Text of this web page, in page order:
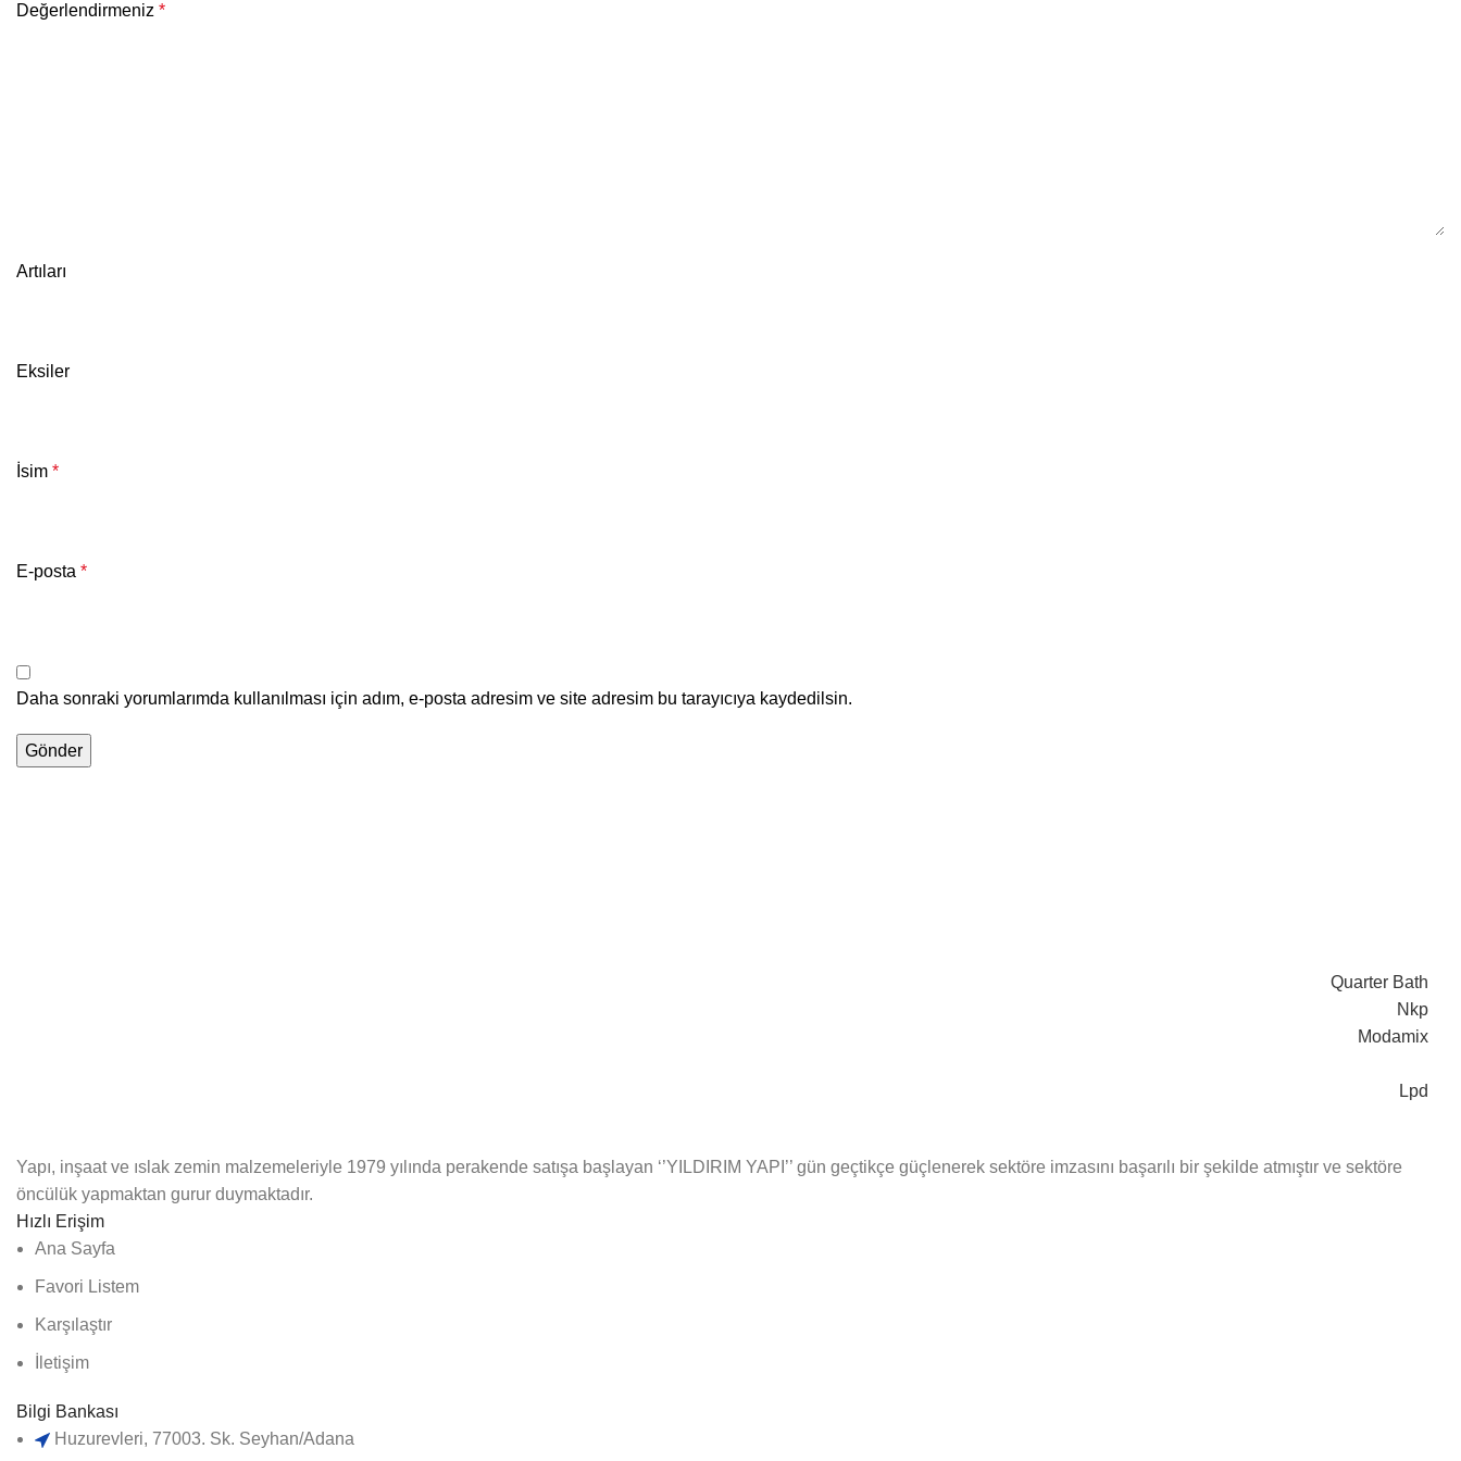
Değerlendirmeniz *
Artıları
Eksiler
İsim *
E-posta *
Daha sonraki yorumlarımda kullanılması için adım, e-posta adresim ve site adresim bu tarayıcıya kaydedilsin.
Quarter Bath
Nkp
Modamix
Lpd
Yapı, inşaat ve ıslak zemin malzemeleriyle 1979 yılında perakende satışa başlayan ‘’YILDIRIM YAPI’’ gün geçtikçe güçlenerek sektöre imzasını başarılı bir şekilde atmıştır ve sektöre
öncülük yapmaktan gurur duymaktadır.
Hızlı Erişim
Ana Sayfa
Favori Listem
Karşılaştır
İletişim
Bilgi Bankası
Huzurevleri, 77003. Sk. Seyhan/Adana